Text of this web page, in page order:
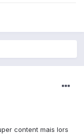
content mais lors